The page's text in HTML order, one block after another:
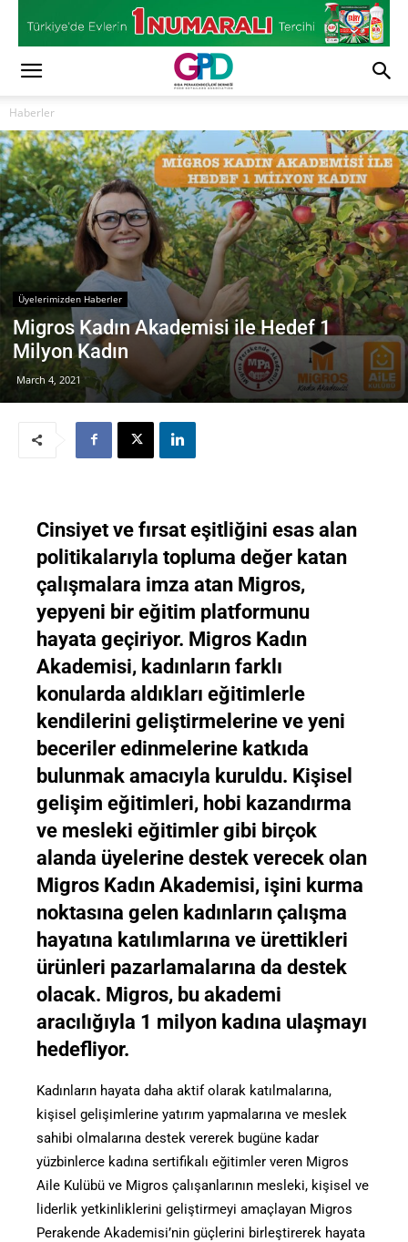
Haberler
Üyelerimizden Haberler
Migros Kadın Akademisi ile Hedef 1
Milyon Kadın
March 4, 2021
Cinsiyet ve fırsat eşitliğini esas alan
politikalarıyla topluma değer katan
çalışmalara imza atan Migros,
yepyeni bir eğitim platformunu
hayata geçiriyor. Migros Kadın
Akademisi, kadınların farklı
konularda aldıkları eğitimlerle
kendilerini geliştirmelerine ve yeni
beceriler edinmelerine katkıda
bulunmak amacıyla kuruldu. Kişisel
gelişim eğitimleri, hobi kazandırma
ve mesleki eğitimler gibi birçok
alanda üyelerine destek verecek olan
Migros Kadın Akademisi, işini kurma
noktasına gelen kadınların çalışma
hayatına katılımlarına ve ürettikleri
ürünleri pazarlamalarına da destek
olacak. Migros, bu akademi
aracılığıyla 1 milyon kadına ulaşmayı
hedefliyor.
Kadınların hayata daha aktif olarak katılmalarına,
kişisel gelişimlerine yatırım yapmalarına ve meslek
sahibi olmalarına destek vererek bugüne kadar
yüzbinlerce kadına sertifikalı eğitimler veren Migros
Aile Kulübü ve Migros çalışanlarının mesleki, kişisel ve
liderlik yetkinliklerini geliştirmeyi amaçlayan Migros
Perakende Akademisi’nin güçlerini birleştirerek hayata